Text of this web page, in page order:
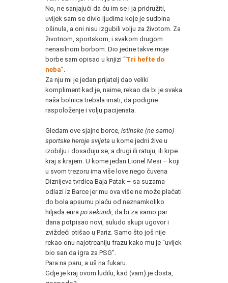
No, ne sanjajući da ću im se i ja pridružiti,
uvijek sam se divio ljudima koje je sudbina
ošinula, a oni nisu izgubili volju za životom. Za
životnom, sportskom, i svakom drugom
nenasilnom borbom. Dio jedne takve moje
borbe sam opisao u knjizi “Tri hefte do
neba”.
Za nju mi je jedan prijatelj dao veliki
kompliment kad je, naime, rekao da bi je svaka
naša bolnica trebala imati, da podigne
raspoloženje i volju pacijenata.
Gledam ove sjajne borce, istinske (ne samo)
sportske heroje svijeta u kome jedni žive u
izobilju i dosađuju se, a drugi ili ratuju, ili krpe
kraj s krajem. U kome jedan Lionel Mesi – koji
u svom trezoru ima više love nego čuvena
Diznijeva tvrdica Baja Patak – sa suzama
odlazi iz Barce jer mu ova više ne može plaćati
do bola apsurnu plaću od neznamkoliko
hiljada eura po sekundi , da bi za samo par
dana potpisao novi, suludo skupi ugovor i
zviždeći otišao u Pariz. Samo što još nije
rekao onu najotrcaniju frazu kako mu je “uvijek
bio san da igra za PSG”.
Para na paru, a uš na fukaru.
Gdje je kraj ovom ludilu, kad (vam) je dosta,